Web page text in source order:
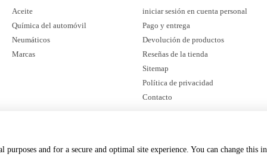
tu cinta aislante! Pide hoy la cinta aislante de alta calidad de Petroil y
eligiendo calidad, asequibilidad y un excelente servicio.
Aceite
Química del automóvil
Neumáticos
Marcas
iniciar sesión en cuenta personal
Pago y entrega
Devolución de productos
Reseñas de la tienda
Sitemap
Política de privacidad
Contacto
purposes and for a secure and optimal site experience. You can change this